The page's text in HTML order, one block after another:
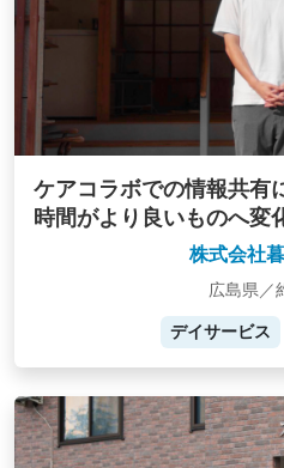
ケアコラボでの情報共有
時間がより良いものへ変
株式会社
広島県／
デイサービス